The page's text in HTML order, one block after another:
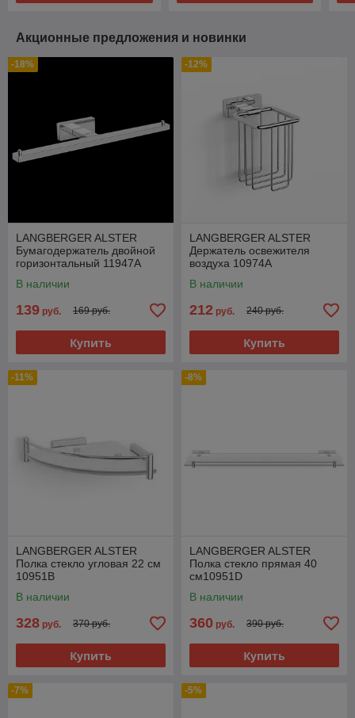
Акционные предложения и новинки
-18%
LANGBERGER ALSTER
Бумагодержатель двойной
горизонтальный 11947A
В наличии
139 руб. 169 руб.
Купить
-12%
LANGBERGER ALSTER
Держатель освежителя
воздуха 10974A
В наличии
212 руб. 240 руб.
Купить
-11%
LANGBERGER ALSTER
Полка стекло угловая 22 см
10951B
В наличии
328 руб. 370 руб.
Купить
-8%
LANGBERGER ALSTER
Полка стекло прямая 40
см10951D
В наличии
360 руб. 390 руб.
Купить
-7% -5%